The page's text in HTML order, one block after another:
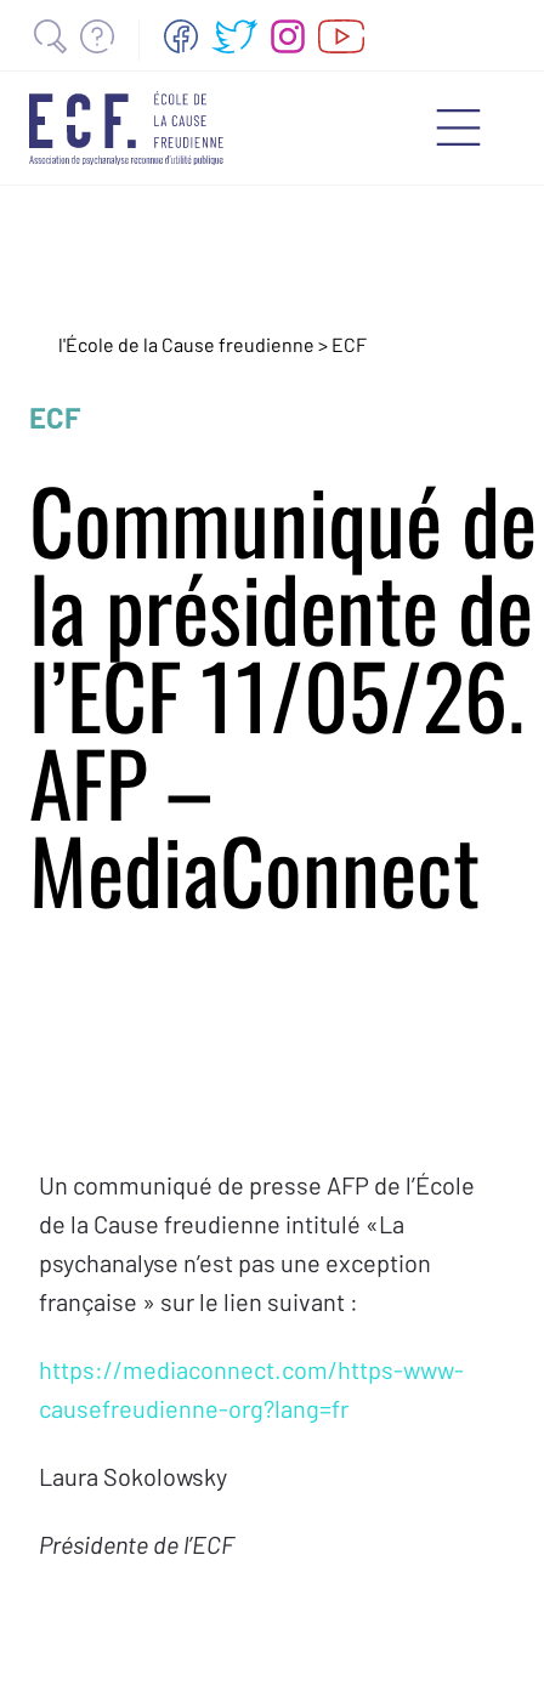
l'École de la Cause freudienne > ECF
ECF
Communiqué de
la présidente de
l’ECF 11/05/26.
AFP –
MediaConnect
Un communiqué de presse AFP de l’École
de la Cause freudienne intitulé «La
psychanalyse n’est pas une exception
française » sur le lien suivant :
https://mediaconnect.com/https-www-
causefreudienne-org?lang=fr
Laura Sokolowsky
Présidente de l’ECF